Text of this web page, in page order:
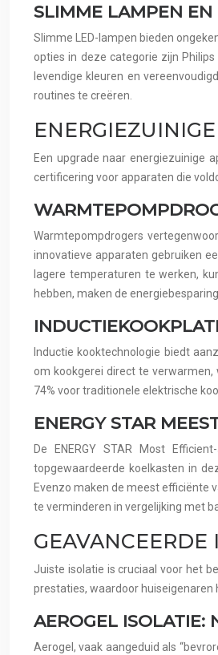
SLIMME LAMPEN EN
Slimme LED-lampen bieden
opties in deze categorie zijn
levendige kleuren en
routines te creëren.
Een upgrade naar energiezuinige
certificering voor apparaten die
Warmtepompdrogers
innovatieve apparaten gebruiken
lagere temperaturen te werken,
hebben, maken de
Inductie kooktechnologie biedt
om kookgerei direct te
74% voor traditionele elektrische
ENERGY STAR
De ENERGY STAR Most
topgewaardeerde koelkasten in
Evenzo maken de meest efficiënte
te verminderen in vergelijking met
Juiste isolatie is cruciaal voor het
prestaties, waardoor huiseigenaren
AEROGEL ISOLATIE:
Aerogel, vaak aangeduid als